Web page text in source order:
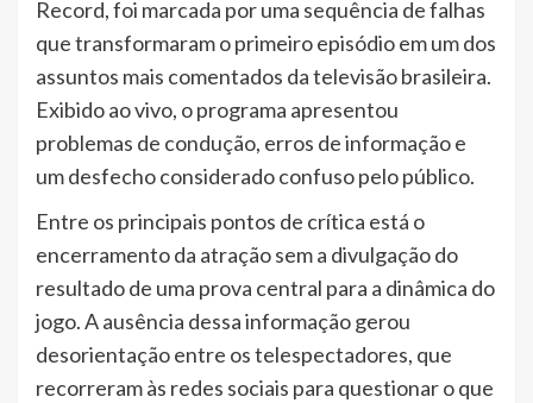
Record, foi marcada por uma sequência de falhas
que transformaram o primeiro episódio em um dos
assuntos mais comentados da televisão brasileira.
Exibido ao vivo, o programa apresentou
problemas de condução, erros de informação e
um desfecho considerado confuso pelo público.
Entre os principais pontos de crítica está o
encerramento da atração sem a divulgação do
resultado de uma prova central para a dinâmica do
jogo. A ausência dessa informação gerou
desorientação entre os telespectadores, que
recorreram às redes sociais para questionar o que